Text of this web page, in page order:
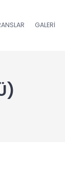
GALERI